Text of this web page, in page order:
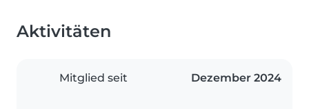
Aktivitäten
Mitglied seit Dezember 2024